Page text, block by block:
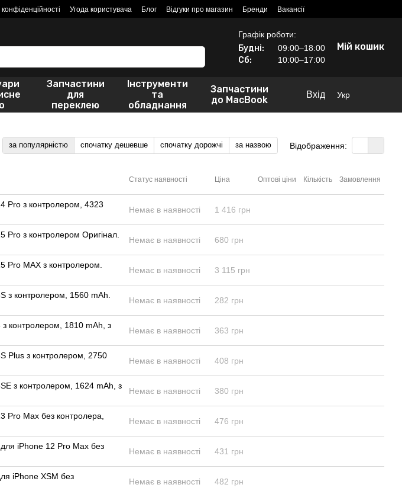
Угода користувача Блог Відгуки про магазин Бренди Вакансії
Графік роботи:
Будні: 09:00–18:00
Сб: 10:00–17:00
Мій кошик
Запчастини
для
переклею
Інструменти
та
обладнання
Запчастини
до MacBook
Вхід Укр
за популярністю спочатку дешевше спочатку дорожчі за назвою Відображення:
Статус наявності Ціна Оптові ціни Кількість Замовлення
Pro з контролером, 4323
Немає в наявності 1 416 грн
Pro з контролером Оригінал.
Немає в наявності 680 грн
Pro MAX з контролером.
Немає в наявності 3 115 грн
з контролером, 1560 mAh.
Немає в наявності 282 грн
контролером, 1810 mAh, з
Немає в наявності 363 грн
Plus з контролером, 2750
Немає в наявності 408 грн
з контролером, 1624 mAh, з
Немає в наявності 380 грн
Pro Max без контролера,
Немає в наявності 476 грн
iPhone 12 Pro Max без
Немає в наявності 431 грн
iPhone XSM без
Немає в наявності 482 грн